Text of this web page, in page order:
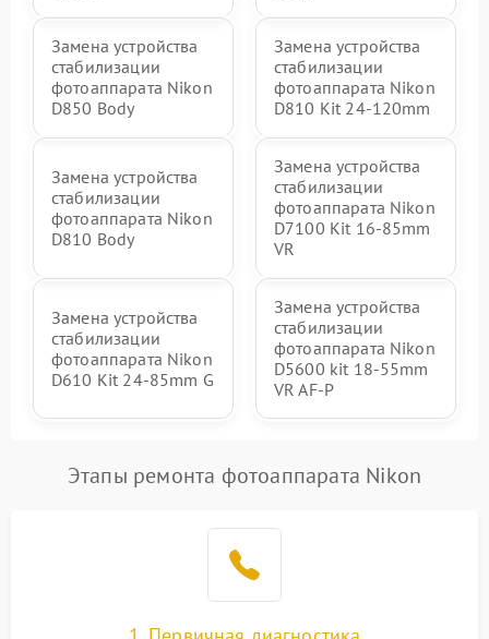
Замена устройства
стабилизации
фотоаппарата Nikon
D850 Body
Замена устройства
стабилизации
фотоаппарата Nikon
D810 Kit 24-120mm
Замена устройства
стабилизации
фотоаппарата Nikon
D810 Body
Замена устройства
стабилизации
фотоаппарата Nikon
D7100 Kit 16-85mm
VR
Замена устройства
стабилизации
фотоаппарата Nikon
D610 Kit 24-85mm G
Замена устройства
стабилизации
фотоаппарата Nikon
D5600 kit 18-55mm
VR AF-P
Этапы ремонта фотоаппарата Nikon